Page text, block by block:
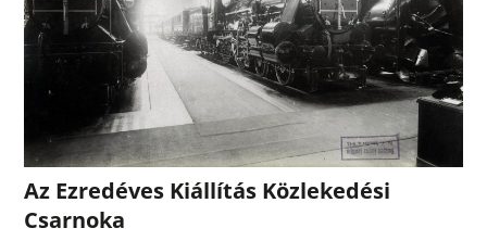
Az Ezredéves Kiállítás Közlekedési
Csarnoka